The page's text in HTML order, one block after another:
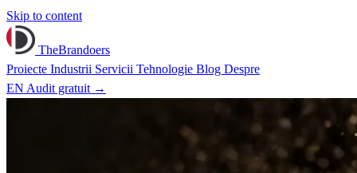
Skip to content
TheBrandoers
Proiecte Industrii Servicii Tehnologie Blog Despre
EN Audit gratuit →